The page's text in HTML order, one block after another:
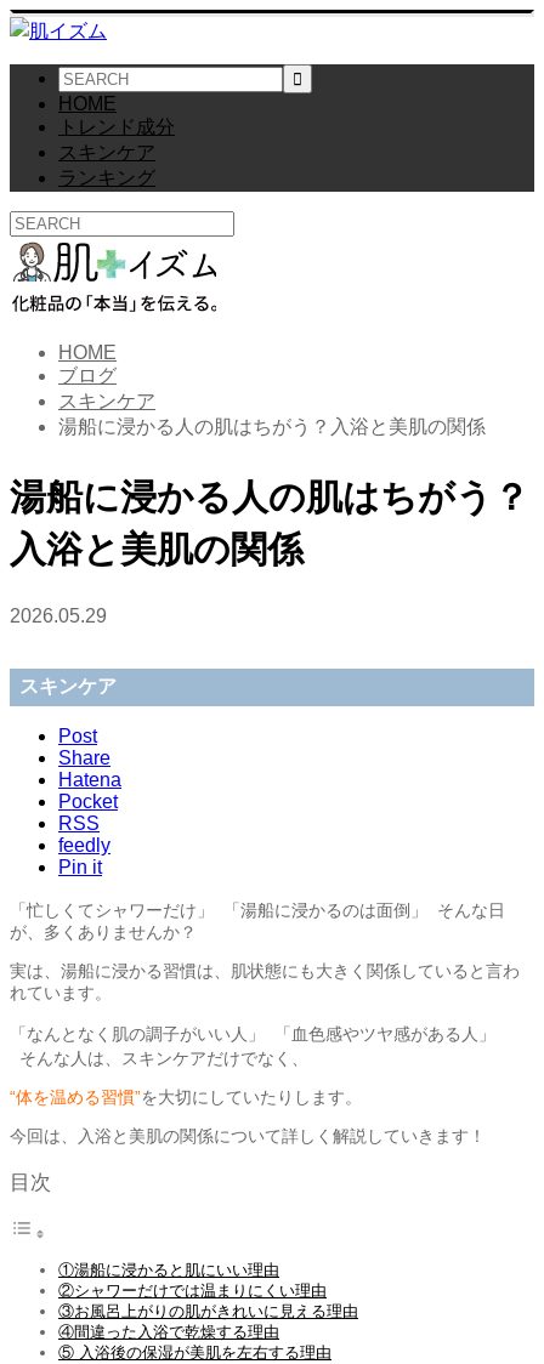
HOME
トレンド成分
スキンケア
ランキング
HOME
ブログ
スキンケア
湯船に浸かる人の肌はちがう？入浴と美肌の関係
湯船に浸かる人の肌はちがう？
入浴と美肌の関係
2026.05.29
スキンケア
Post
Share
Hatena
Pocket
RSS
feedly
Pin it
「忙しくてシャワーだけ」 「湯船に浸かるのは面倒」 そんな日
が、多くありませんか？
実は、湯船に浸かる習慣は、肌状態にも大きく関係していると言わ
れています。
「なんとなく肌の調子がいい人」 「血色感やツヤ感がある人」
そんな人は、スキンケアだけでなく、
“体を温める習慣”を大切にしていたりします。
今回は、入浴と美肌の関係について詳しく解説していきます！
目次
①湯船に浸かると肌にいい理由
②シャワーだけでは温まりにくい理由
③お風呂上がりの肌がきれいに見える理由
④間違った入浴で乾燥する理由
⑤ 入浴後の保湿が美肌を左右する理由